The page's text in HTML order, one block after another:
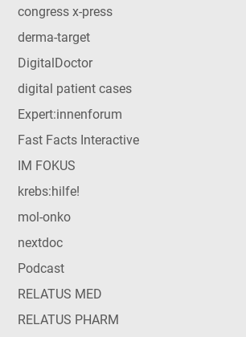
congress x-press
derma-target
DigitalDoctor
digital patient cases
Expert:innenforum
Fast Facts Interactive
IM FOKUS
krebs:hilfe!
mol-onko
nextdoc
Podcast
RELATUS MED
RELATUS PHARM